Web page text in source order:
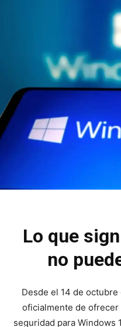
Lo que
no
Desde el 14 de
oficialmente de
seguridad para Windows